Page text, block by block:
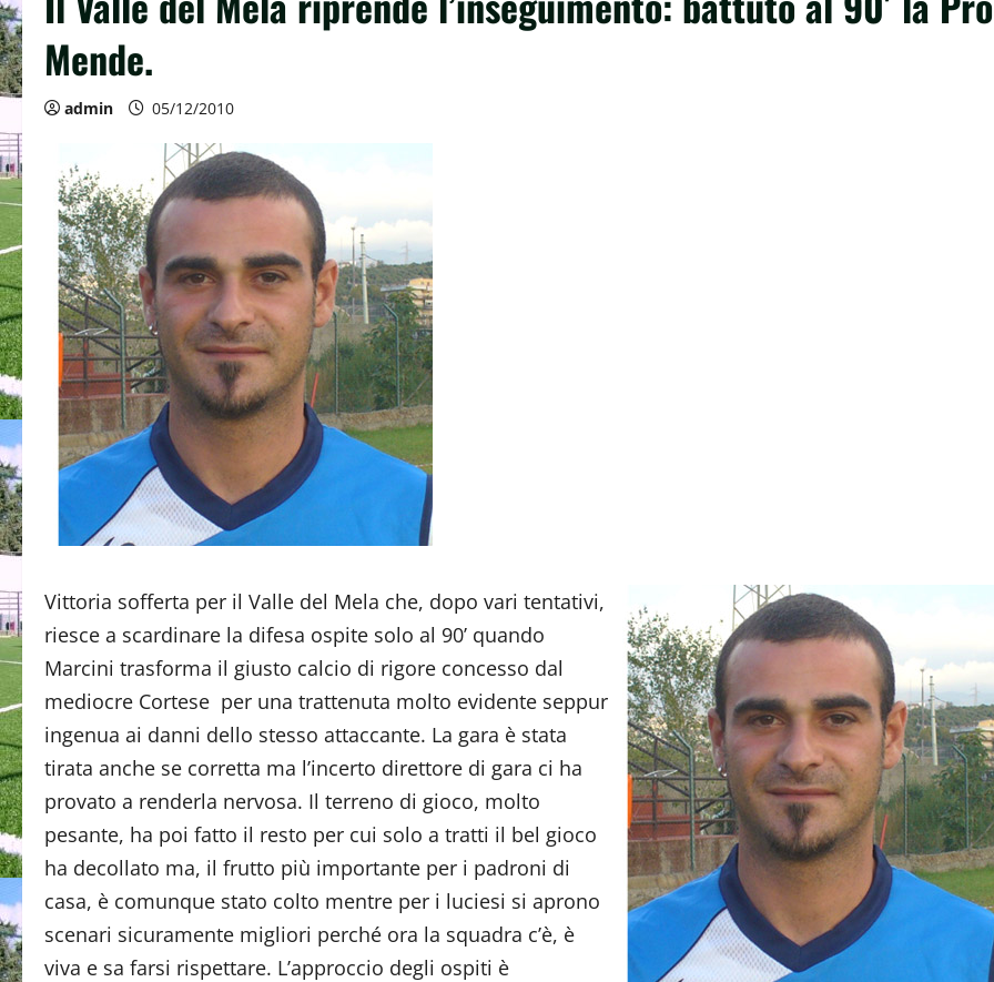
Mende.
admin 05/12/2010
Vittoria sofferta per il Valle del Mela che, dopo vari tentativi,
riesce a scardinare la difesa ospite solo al 90’ quando
Marcini trasforma il giusto calcio di rigore concesso dal
mediocre Cortese per una trattenuta molto evidente seppur
ingenua ai danni dello stesso attaccante. La gara è stata
tirata anche se corretta ma l’incerto direttore di gara ci ha
provato a renderla nervosa. Il terreno di gioco, molto
pesante, ha poi fatto il resto per cui solo a tratti il bel gioco
ha decollato ma, il frutto più importante per i padroni di
casa, è comunque stato colto mentre per i luciesi si aprono
scenari sicuramente migliori perché ora la squadra c’è, è
viva e sa farsi rispettare. L’approccio degli ospiti è